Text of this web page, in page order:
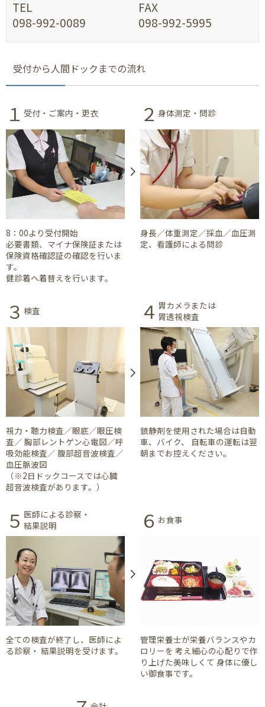
TEL
098-992-0089
FAX
098-992-5995
受付から人間ドックまでの流れ
１ 受付・ご案内・更衣
8：00より受付開始
必要書類、マイナ保険証または
保険資格確認証の確認を行いま
す。
健診着へ着替えを行います。
２ 身体測定・問診
身長／体重測定／採血／血圧測
定、看護師による問診
３ 検査
視力・聴力検査／眼底／眼圧検
査／ 胸部レントゲン心電図／呼
吸効能検査／ 腹部超音波検査／
血圧脈波図
（※2日ドックコースでは心臓
超音波検査があります。）
４ 胃カメラまたは
胃透視検査
鎮静剤を使用された場合は自動
車、バイク、 自転車の運転は翌
朝までお控えください。
５ 医師による診察・
結果説明
全ての検査が終了し、医師によ
る診察・ 結果説明を受けます。
６ お食事
管理栄養士が栄養バランスやカ
ロリーを 考え細心の心配りで作
り上げた美味しくて 身体に優し
い御食事です。